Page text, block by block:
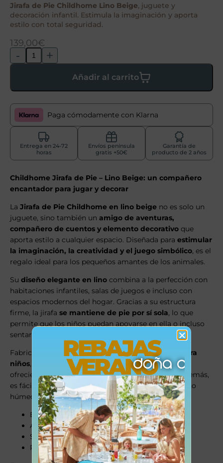
Jirafa de Pie Childhome Lino Beige, juguete y
decoración infantil. Estimula la imaginación y aporta
estilo con total seguridad.
139,00€
- +
Añadir al carrito
Paga cómodamente con Klarna
Entrega en 24-72
horas
Envíos península
gratis +50€
Garantía de
producto de 2 años
Childhome Jirafa de Pie – Lino Beige: un compañero
encantador para jugar y decorar
La Jirafa de Pie Childhome en lino beige no es solo un
juguete, sino también un amigo de aventuras,
compañero de cuentos y elemento decorativo que
aporta estilo a cualquier espacio. Diseñada para estimular
la imaginación, la creatividad y el juego simbólico, es el
regalo ideal para los pequeños amantes de los animales.
Su diseño elegante en lino combina a la perfección con
habitaciones infantiles, salas de juegos e incluso con
espacios modernos del hogar. Gracias a su estructura
firme, la jirafa se mantiene de pie por sí sola, lo que
permite que los niños puedan apoyarse en ella o incluso
sentarse de forma segura.
Fabricada con
materiales resistentes y seguros para
niños, cumple con lasnormas de seguridad EN71
ofreciendo confianza y tranquilidad a los padres. Además,
es fácil de mantener: basta con limpiarla con un paño
húmedo y secar inmediatamente.
Estimula la creatividad y el juego de roles
Aporta estilo a la decoración infantil
Segura y duradera, conforme a EN71
Regalo perfecto para pequeños aventureros
REBAJAS
VERANO